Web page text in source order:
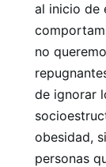
al inicio de
no
de ignorar
obesidad,
personas